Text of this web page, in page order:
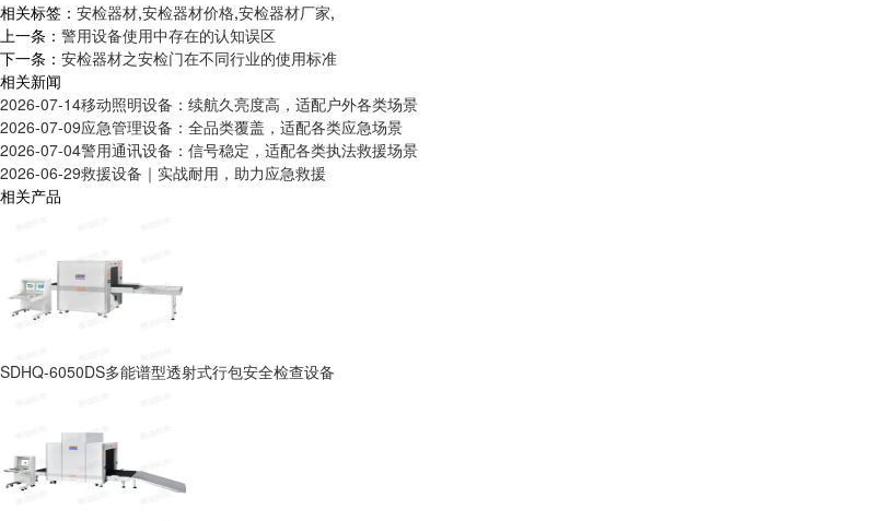
相关标签： 安检器材,安检器材价格,安检器材厂家,
上一条： 警用设备使用中存在的认知误区
下一条： 安检器材之安检门在不同行业的使用标准
相关新闻
2026-07-14移动照明设备：续航久亮度高，适配户外各类场景
2026-07-09应急管理设备：全品类覆盖，适配各类应急场景
2026-07-04警用通讯设备：信号稳定，适配各类执法救援场景
2026-06-29救援设备｜实战耐用，助力应急救援
相关产品
SDHQ-6050DS多能谱型透射式行包安全检查设备